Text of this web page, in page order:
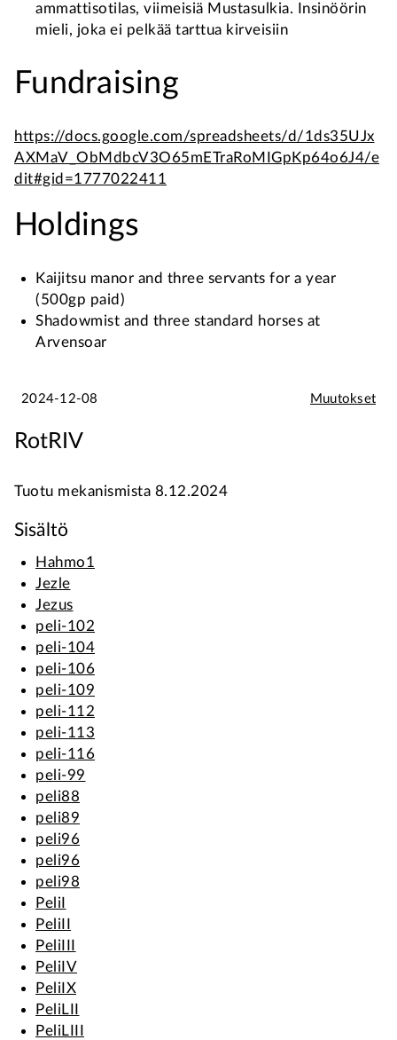
ammattisotilas, viimeisiä Mustasulkia. Insinöörin
mieli, joka ei pelkää tarttua kirveisiin
Fundraising
https://docs.google.com/spreadsheets/d/1ds35UJx
AXMaV_ObMdbcV3O65mETraRoMIGpKp64o6J4/e
dit#gid=1777022411
Holdings
Kaijitsu manor and three servants for a year
(500gp paid)
Shadowmist and three standard horses at
Arvensoar
2024-12-08 Muutokset
RotRIV
Tuotu mekanismista 8.12.2024
Sisältö
Hahmo1
Jezle
Jezus
peli-102
peli-104
peli-106
peli-109
peli-112
peli-113
peli-116
peli-99
peli88
peli89
peli96
peli96
peli98
PeliI
PeliII
PeliIII
PeliIV
PeliIX
PeliLII
PeliLIII